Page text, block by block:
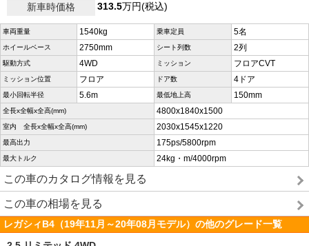
新車時価格
313.5万円(税込)
車両重量 1540kg 乗車定員 5名
ホイールベース 2750mm シート列数 2列
駆動方式 4WD ミッション フロアCVT
ミッション位置 フロア ドア数 4ドア
最小回転半径 5.6m 最低地上高 150mm
全長x全幅x全高(mm) 4800x1840x1500
室内 全長x全幅x全高(mm) 2030x1545x1220
最高出力 175ps/5800rpm
最大トルク 24kg・m/4000rpm
この車のカタログ情報を見る
この車の相場を見る
レガシィB4（19年11月～20年08月モデル）の他のグレード一覧